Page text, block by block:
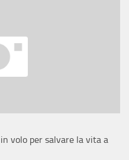
volo per salvare la vita a